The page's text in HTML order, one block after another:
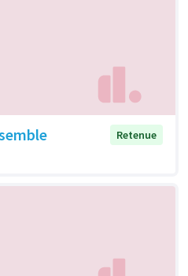
Retenue